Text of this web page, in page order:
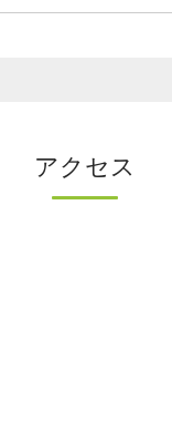
アクセス